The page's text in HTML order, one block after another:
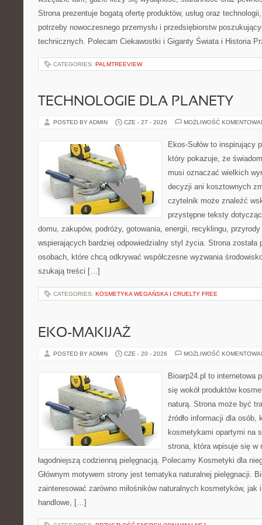
Strona prezentuje bogatą ofertę produktów, usług oraz
potrzeby nowoczesnego przemysłu i przedsiębiorstw
technicznych. Polecam Ciekawostki i Giganty Świata i Historia
CATEGORIES: PALMTREEVIEW
TECHNOLOGIE DLA PLANETY
POSTED BY ADMIN CZE - 27 - 2026 MOŻLIWOŚĆ
Ekos-Sułów to inspirujący
który pokazuje, że
musi oznaczać wielkich
decyzji ani kosztownych
czytelnik może znaleźć
przystępne teksty
domu, zakupów, podróży, gotowania, energii, recyklingu,
wspierających bardziej odpowiedzialny styl życia. Strona została
osobach, które chcą odkrywać współczesne wyzwania
szukają treści […]
CATEGORIES: KOSMETYKA WEGAŃSKA I CRUELTY FREE
EKO-MAKIJAŻ
POSTED BY ADMIN CZE - 20 - 2026 MOŻLIWOŚĆ
Bioarp24.pl to internetowa
się wokół produktów
naturą. Strona może być
źródło informacji dla osób,
kosmetykami opartymi na
strona, która wpisuje się w
łagodniejszą codzienną pielęgnacją. Polecamy Kosmetyki dla
Głównym motywem strony jest tematyka naturalnej pielęgnacji.
zainteresować zarówno miłośników naturalnych kosmetyków, jak
handlowe, […]